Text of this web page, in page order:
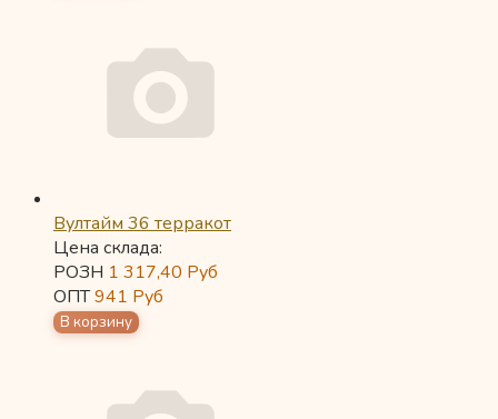
Вултайм 36 терракот
Цена склада:
РОЗН 1 317,40 Руб
ОПТ941 Руб